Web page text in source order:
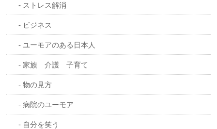
ストレス解消
ビジネス
ユーモアのある日本人
家族 介護 子育て
物の見方
病院のユーモア
自分を笑う